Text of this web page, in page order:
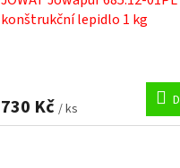
konštrukční lepidlo 1 kg
730 Kč / ks